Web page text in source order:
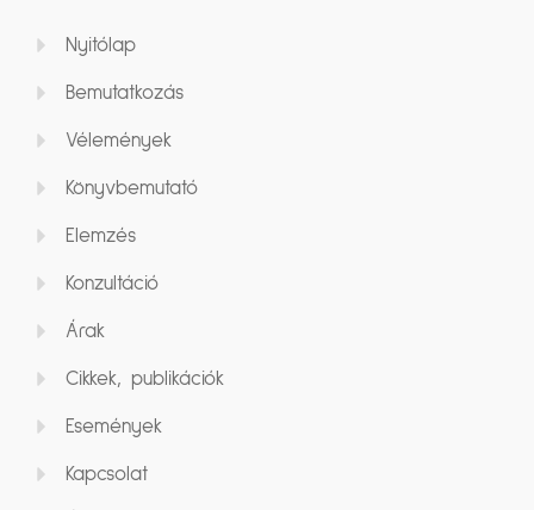
Nyitólap
Bemutatkozás
Vélemények
Könyvbemutató
Elemzés
Konzultáció
Árak
Cikkek, publikációk
Események
Kapcsolat